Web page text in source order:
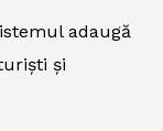
adaugă
și